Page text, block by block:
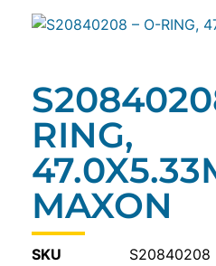
RING,
MAXON
SKU
S20840208